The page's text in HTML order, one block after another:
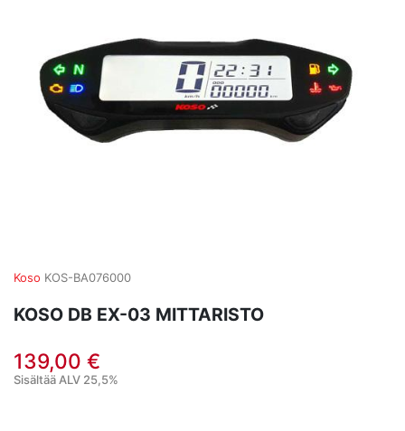
Koso KOS-BA076000
KOSO DB EX-03 MITTARISTO
139,00 €
Sisältää ALV 25,5%